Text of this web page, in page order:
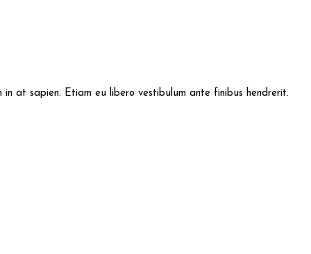
at sapien. Etiam eu libero vestibulum ante finibus hendrerit.